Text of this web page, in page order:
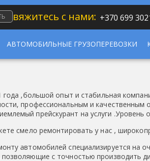
АВТОМОБИЛЬНЫЕ ГРУЗОПЕРЕВОЗКИ
Свяжитесь с нами: +370 699
,большой опыт и стабильная
профессиональным и
прейскурант на услуги
смело ремонтировать у нас ,
автомобилей специализируется
с точностью производить